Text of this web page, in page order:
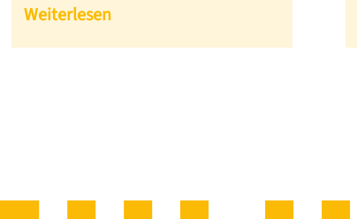
Weiterlesen